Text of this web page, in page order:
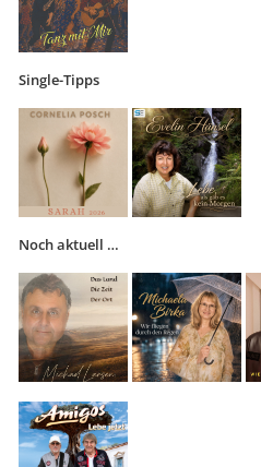
Single-Tipps
Noch aktuell …